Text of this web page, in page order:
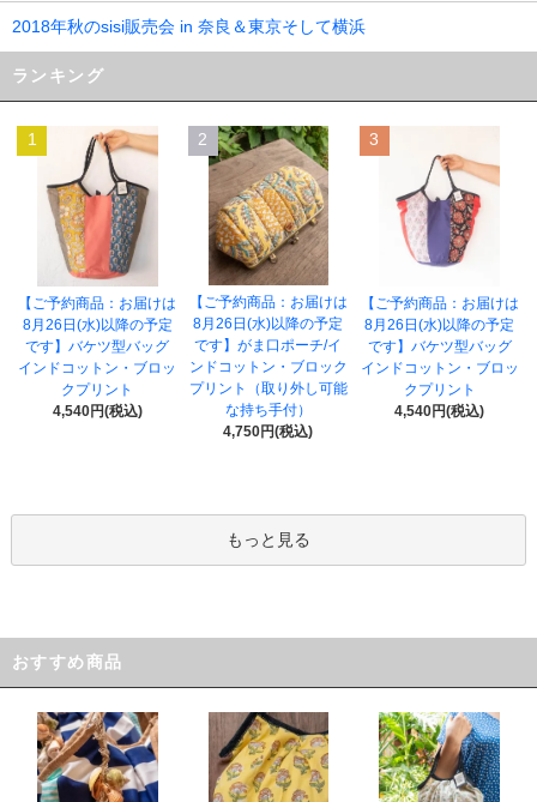
2018年秋のsisi販売会 in 奈良＆東京そして横浜
ランキング
1
【ご予約商品：お届けは
8月26日(水)以降の予定
です】バケツ型バッグ
インドコットン・ブロッ
クプリント
4,540円(税込)
2
【ご予約商品：お届けは
8月26日(水)以降の予定
です】がま口ポーチ/イ
ンドコットン・ブロック
プリント（取り外し可能
な持ち手付）
4,750円(税込)
3
【ご予約商品：お届けは
8月26日(水)以降の予定
です】バケツ型バッグ
インドコットン・ブロッ
クプリント
4,540円(税込)
もっと見る
おすすめ商品